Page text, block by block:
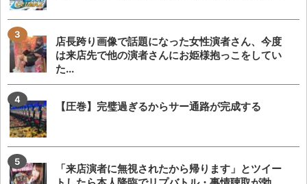
店長跨り画像で話題になった女性演者さん、今度
は来店先で他の演者さんにお姫様抱っこをしてい
た...
【圧巻】完璧過ぎるからサー通路が完成する
「来店演者に無視されたから帰ります」とツイー